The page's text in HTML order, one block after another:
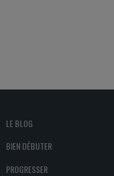
LE BLOG
BIEN DÉBUTER
PROGRESSER